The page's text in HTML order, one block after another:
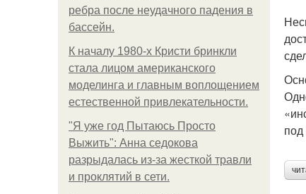
ребра после неудачного падения в
бассейн.
К началу 1980-х Кристи бринкли
стала лицом американского
моделинга и главным воплощением
естественной привлекательности.
"Я уже год Пытаюсь Просто
Выжить": Анна седокова
разрыдалась из-за жесткой травли
и проклятий в сети.